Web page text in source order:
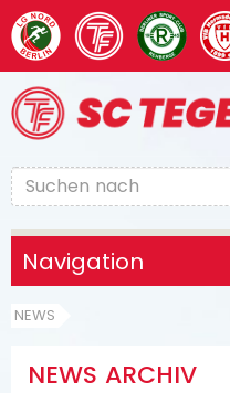
Navigation
NEWS
NEWS ARCHIV